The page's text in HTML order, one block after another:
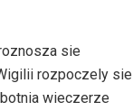
sie
rozpoczely sie
wieczerze